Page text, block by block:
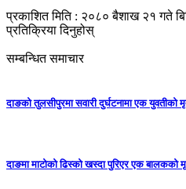
प्रकाशित मिति : २०८० बैशाख २१ गते
प्रतिक्रिया दिनुहोस्
सम्बन्धित समाचार
दाङको तुलसीपुरमा सवारी दुर्घटनामा एक युवतीको
दाङमा माटोको ढिस्को खस्दा पुरिएर एक बालकको